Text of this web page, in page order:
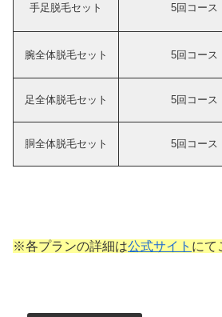
手足脱毛セット 5回コース
腕全体脱毛セット 5回コース
足全体脱毛セット 5回コース
胴全体脱毛セット 5回コース
※各プランの詳細は公式サイト にて